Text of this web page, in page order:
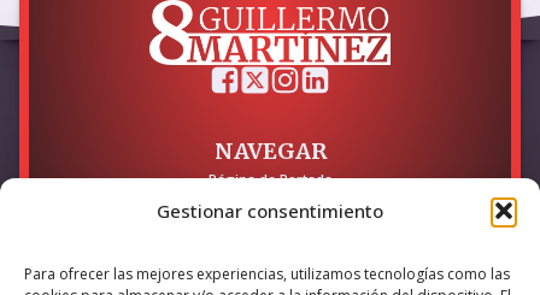
Gestionar consentimiento
Para ofrecer las mejores experiencias, utilizamos tecnologías como las
NAVEGAR
Página de Portada
LEGAL